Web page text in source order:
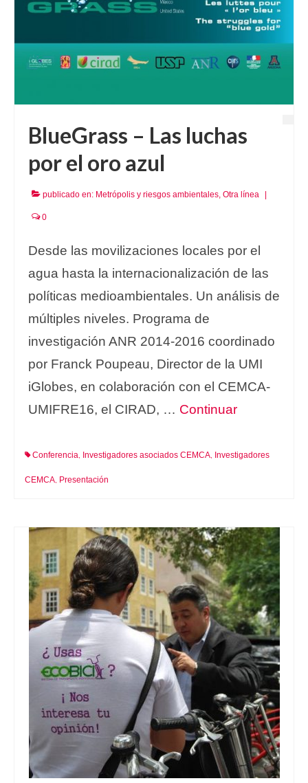
BlueGrass – Las luchas
por el oro azul
publicado en: Metrópolis y riesgos ambientales, Otra línea
0
Desde las movilizaciones locales por el
agua hasta la internacionalización de las
políticas medioambientales. Un análisis de
múltiples niveles. Programa de
investigación ANR 2014-2016 coordinado
por Franck Poupeau, Director de la UMI
iGlobes, en colaboración con el CEMCA-
UMIFRE16, el CIRAD, … Continuar
Conferencia, Investigadores asociados CEMCA, Investigadores
CEMCA, Presentación